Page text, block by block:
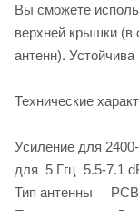
Вы сможете
верхней крышки (в
антенн). Устойчива
Технические
Усиление для
для 5 Ггц 5.5-7.1
Тип антенны PCB